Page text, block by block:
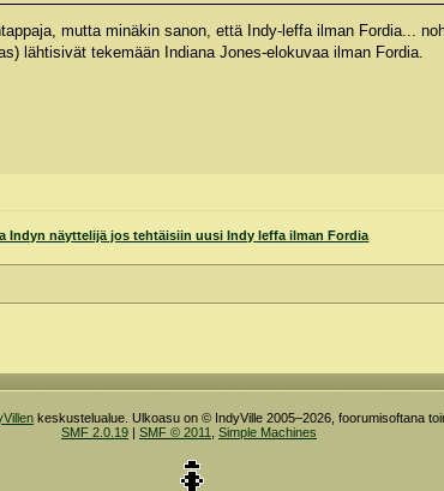
mutta minäkin sanon, että Indy-leffa ilman Fordia...
lähtisivät tekemään Indiana Jones-elokuvaa ilman Fordia.
Indyn näyttelijä jos tehtäisiin uusi Indy leffa ilman Fordia
keskustelualue. Ulkoasu on © IndyVille 2005–2026, foorumisoftana
SMF 2.0.19| SMF © 2011 Simple Machines